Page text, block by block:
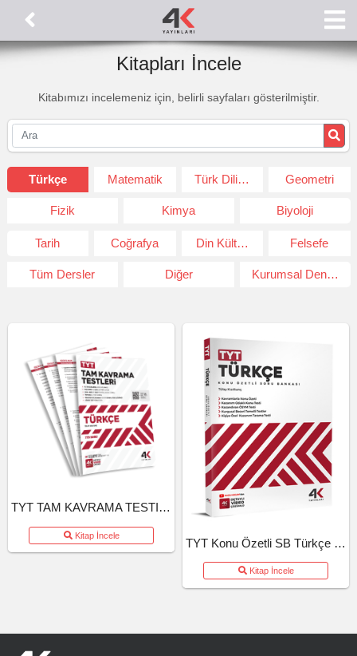
Kitapları İncele
Kitabımızı incelemeniz için, belirli sayfaları gösterilmiştir.
Türkçe Matematik Türk Dili ve Edeb.Geometri
Fizik Kimya Biyoloji
Tarih Coğrafya Din Kültürü ve Ahlak Bil.
Felsefe
Tüm Dersler Diğer Kurumsal Deneme
TYT TAM KAVRAMA TESTI TURKCE (26-27)
Kitap İncele
TYT Konu Özetli SB Türkçe (26-27)
Kitap İncele